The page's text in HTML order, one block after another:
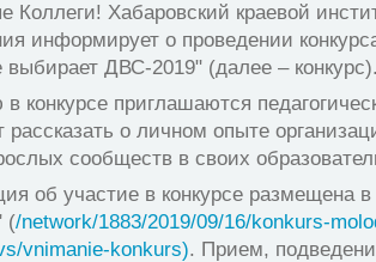
Коллеги! Хабаровский краевой
информирует о проведении
выбирает ДВС-2019" (далее ‒
конкурсе приглашаются
рассказать о личном опыте
сообществ в своих
об участие в конкурсе размещена
(/network/1883/2019/09/16/konkurs-
vnimanie-konkurs). Прием,